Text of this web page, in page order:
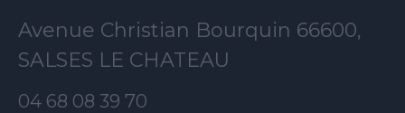
Avenue Christian Bourquin 66600,
SALSES LE CHATEAU
04 68 08 39 70